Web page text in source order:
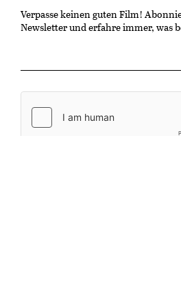
Verpasse keinen guten Film!
Newsletter und erfahre immer, was